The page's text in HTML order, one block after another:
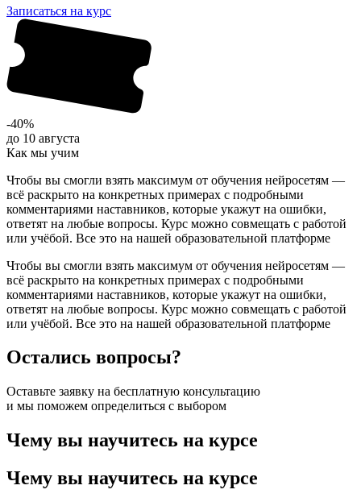
Записаться на курс
-40%
до 10 августа
Как мы учим
Чтобы вы смогли взять максимум от обучения нейросетям —
всё раскрыто на конкретных примерах с подробными
комментариями наставников, которые укажут на ошибки,
ответят на любые вопросы. Курс можно совмещать с работой
или учёбой. Все это на нашей образовательной платформе
Чтобы вы смогли взять максимум от обучения нейросетям —
всё раскрыто на конкретных примерах с подробными
комментариями наставников, которые укажут на ошибки,
ответят на любые вопросы. Курс можно совмещать с работой
или учёбой. Все это на нашей образовательной платформе
Остались вопросы?
Оставьте заявку на бесплатную консультацию
и мы поможем определиться с выбором
Чему вы научитесь на курсе
Чему вы научитесь на курсе